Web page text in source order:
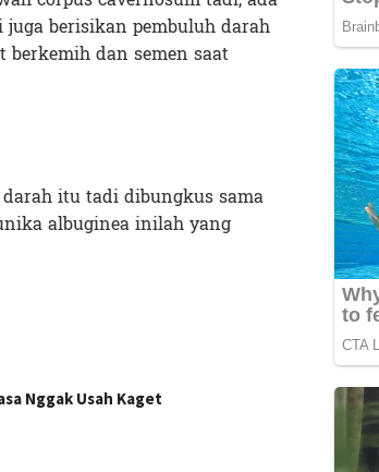
berisikan pembuluh darah
dan semen saat
itu tadi dibungkus sama
albuginea inilah yang
Nggak Usah Kaget